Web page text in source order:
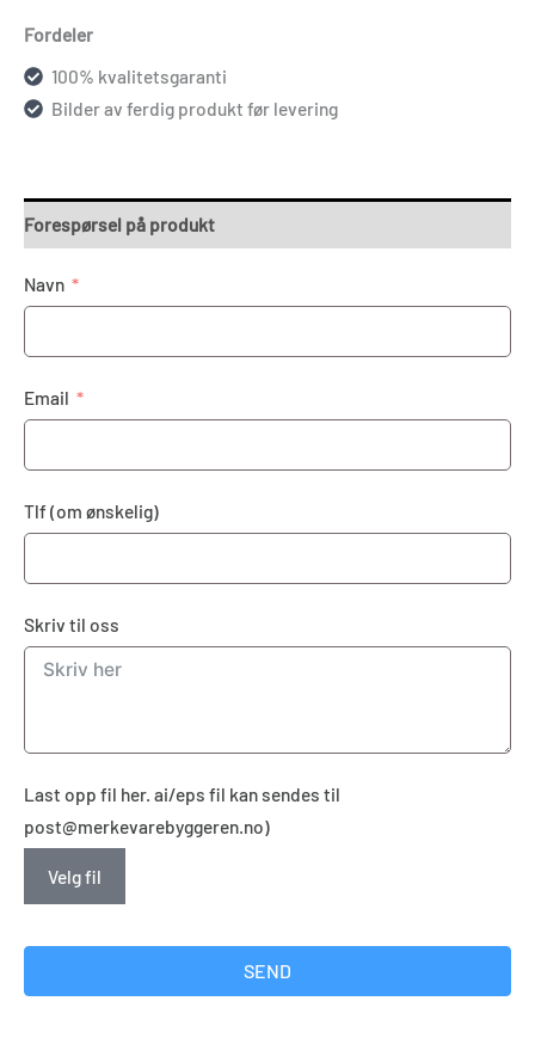
Fordeler
100% kvalitetsgaranti
Bilder av ferdig produkt før levering
Forespørsel på produkt
Navn
Email
Tlf (om ønskelig)
Skriv til oss
Last opp fil her. ai/eps fil kan sendes til
post@merkevarebyggeren.no)
Velg fil
SEND